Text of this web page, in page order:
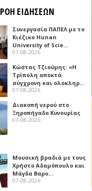
ΡΟΗ ΕΙΔΗΣΕΩΝ
Συνεργασία ΠΑΠΕΛ με το
Κιέζικο Hunan
University of Scie…
07-08-2026
Κώστας Τζιούμης: «Η
Τρίπολη αποκτά
σύγχρονη και ολοκληρ…
07-08-2026
Διακοπή νερού στο
Ξηροπήγαδο Κυνουρίας
07-08-2026
Μουσική βραδιά με τους
Χρήστο Αδαμόπουλο και
Μάγδα Βαρο…
07-08-2026